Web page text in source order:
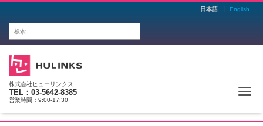
日本語 English
株式会社ヒューリンクス
TEL：03-5642-8385
営業時間：9:00-17:30